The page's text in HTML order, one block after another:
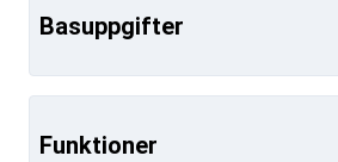
Basuppgifter
Funktioner